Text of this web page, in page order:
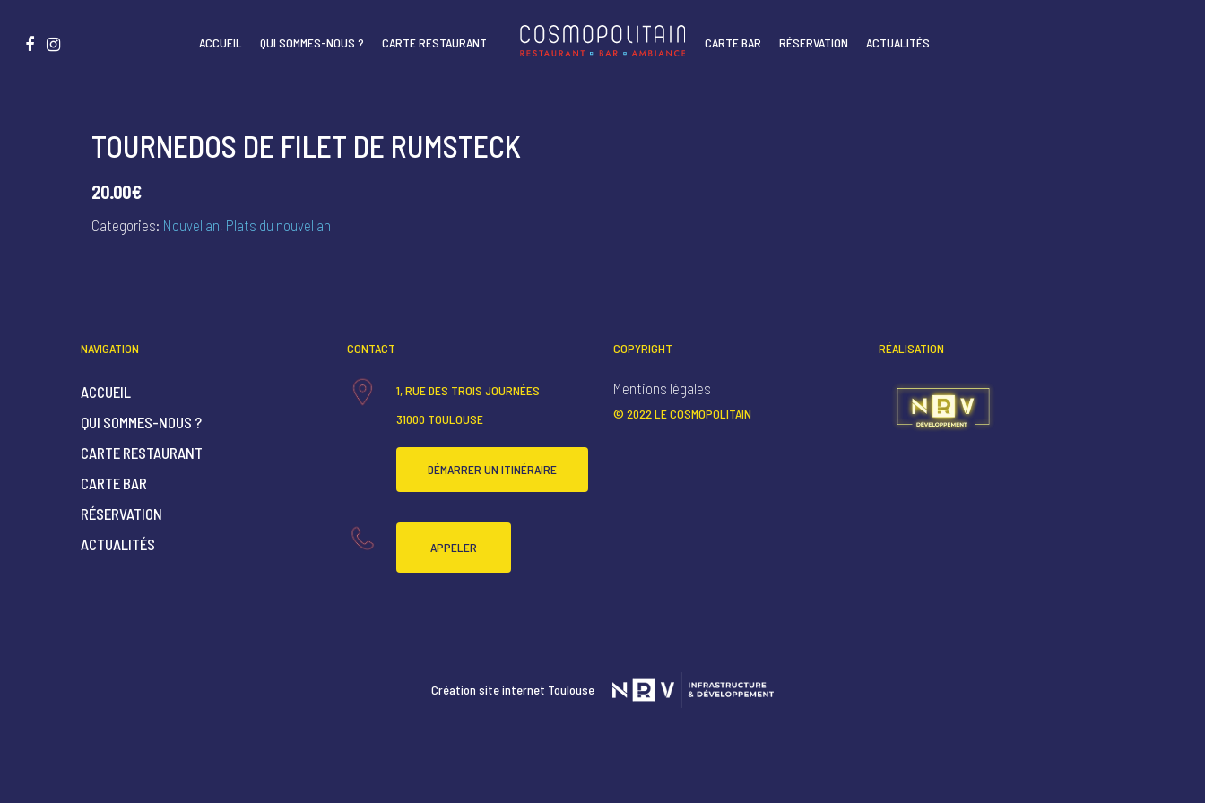
ACCUEIL QUI SOMMES-NOUS ? CARTE RESTAURANT CARTE BAR RÉSERVATION ACTUALITÉS
TOURNEDOS DE FILET DE RUMSTECK
20.00€
Categories: Nouvel an, Plats du nouvel an
NAVIGATION
ACCUEIL
QUI SOMMES-NOUS ?
CARTE RESTAURANT
CARTE BAR
RÉSERVATION
ACTUALITÉS
CONTACT
1, RUE DES TROIS JOURNÉES
31000 TOULOUSE
DÉMARRER UN ITINÉRAIRE
APPELER
COPYRIGHT
Mentions légales
© 2022 LE COSMOPOLITAIN
RÉALISATION
Création site internet Toulouse